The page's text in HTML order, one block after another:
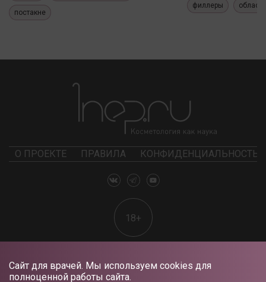
Сайт для врачей. Мы используем cookies для
полноценной работы сайта.
постакне
филлеры
О ПРОЕКТЕ ПРАВИЛА КОНФИДЕНЦИАЛЬНОСТЬ
18+